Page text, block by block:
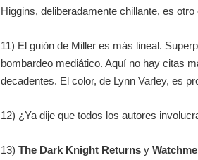
Higgins, deliberadamente chillante, es
11) El guión de Miller es más lineal.
bombardeo mediático. Aquí no hay citas
decadentes. El color, de Lynn Varley, es
12) ¿Ya dije que todos los autores
13)The Dark Knight Returns y